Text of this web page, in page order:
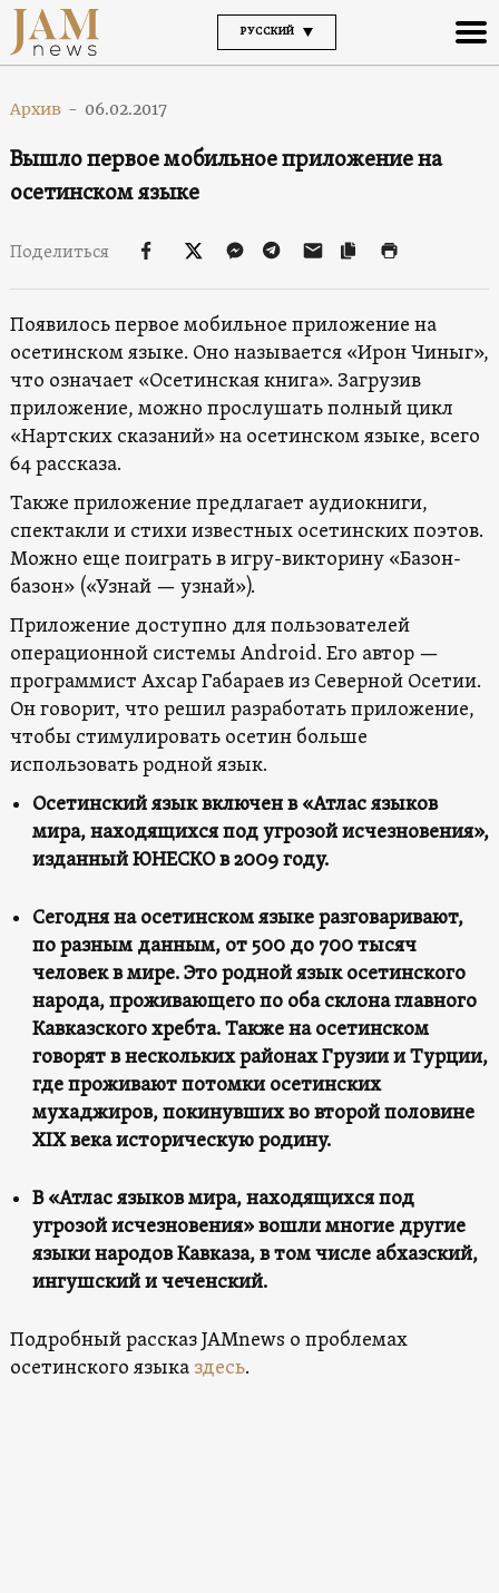
РУССКИЙ
Архив - 06.02.2017
Вышло первое мобильное приложение на
осетинском языке
Поделиться
Появилось первое мобильное приложение на
осетинском языке. Оно называется «Ирон Чиныг»,
что означает «Осетинская книга». Загрузив
приложение, можно прослушать полный цикл
«Нартских сказаний» на осетинском языке, всего
64 рассказа.
Также приложение предлагает аудиокниги,
спектакли и стихи известных осетинских поэтов.
Можно еще поиграть в игру-викторину «Базон-
базон» («Узнай — узнай»).
Приложение доступно для пользователей
операционной системы Android. Его автор —
программист Ахсар Габараев из Северной Осетии.
Он говорит, что решил разработать приложение,
чтобы стимулировать осетин больше
использовать родной язык.
Осетинский язык включен в «Атлас языков
мира, находящихся под угрозой исчезновения»,
изданный ЮНЕСКО в 2009 году.
Сегодня на осетинском языке разговаривают,
по разным данным, от 500 до 700 тысяч
человек в мире. Это родной язык осетинского
народа, проживающего по оба склона главного
Кавказского хребта. Также на осетинском
говорят в нескольких районах Грузии и Турции,
где проживают потомки осетинских
мухаджиров, покинувших во второй половине
ХIХ века историческую родину.
В «Атлас языков мира, находящихся под
угрозой исчезновения» вошли многие другие
языки народов Кавказа, в том числе абхазский,
ингушский и чеченский.
Подробный рассказ JAMnews о проблемах
осетинского языка здесь.